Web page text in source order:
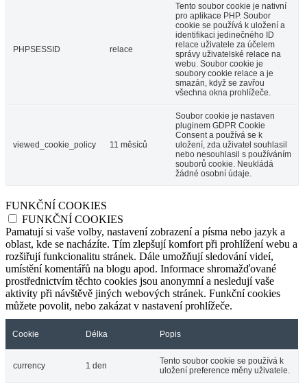
PHPSESSID relace
Tento soubor cookie je nativní
pro aplikace PHP. Soubor
cookie se používá k uložení a
identifikaci jedinečného ID
relace uživatele za účelem
správy uživatelské relace na
webu. Soubor cookie je
soubory cookie relace a je
smazán, když se zavřou
všechna okna prohlížeče.
viewed_cookie_policy 11 měsíců
Soubor cookie je nastaven
pluginem GDPR Cookie
Consent a používá se k
uložení, zda uživatel souhlasil
nebo nesouhlasil s používáním
souborů cookie. Neukládá
žádné osobní údaje.
FUNKČNÍ COOKIES
FUNKČNÍ COOKIES
Pamatují si vaše volby, nastavení zobrazení a písma nebo jazyk a
oblast, kde se nacházíte. Tím zlepšují komfort při prohlížení webu a
rozšiřují funkcionalitu stránek. Dále umožňují sledování videí,
umístění komentářů na blogu apod. Informace shromažďované
prostřednictvím těchto cookies jsou anonymní a nesledují vaše
aktivity při návštěvě jiných webových stránek. Funkční cookies
můžete povolit, nebo zakázat v nastavení prohlížeče.
Cookie Délka Popis
currency 1 den
Tento soubor cookie se používá k
uložení preference měny uživatele.